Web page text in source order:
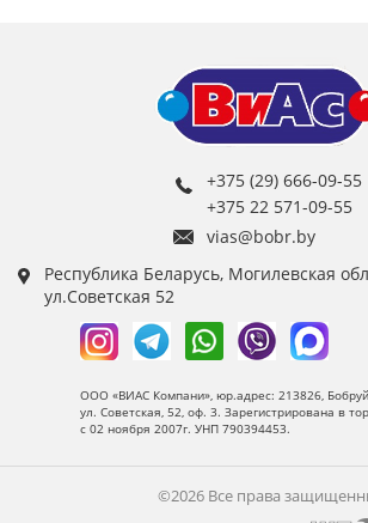
+375 (29) 666-09-55
+375 22 571-09-55
vias@bobr.by
Республика Беларусь, Могилевская
ул.Советская 52
ООО «ВИАС Компани», юр.адрес: 213826,
ул. Советская, 52, оф. 3. Зарегистрирована в
с 02 ноября 2007г. УНП 790394453.
©2026 Все права